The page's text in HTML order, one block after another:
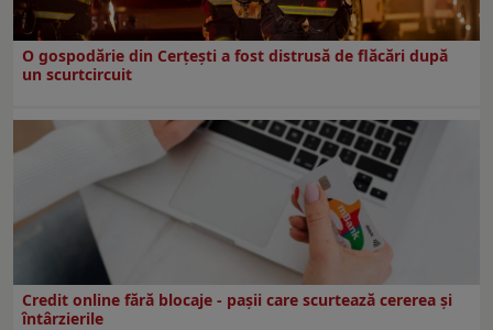
O gospodărie din Cerțești a fost distrusă de flăcări după
un scurtcircuit
Credit online fără blocaje - pașii care scurtează cererea și
întârzierile